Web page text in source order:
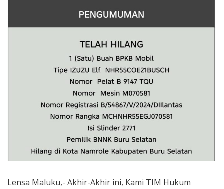
Lensa Maluku,- Akhir-Akhir ini, Kami TIM Hukum